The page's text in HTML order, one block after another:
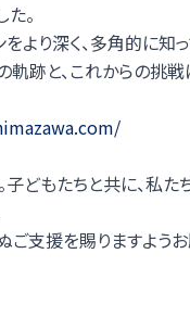
。
より深く、多角的に知
軌跡と、これからの挑
子どもたちと共に、私
ご支援を賜りますよう